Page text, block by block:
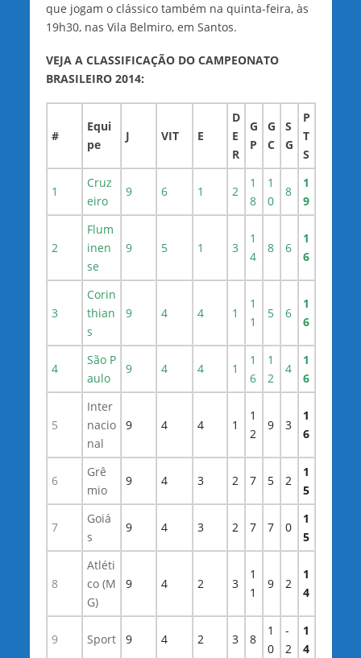
que jogam o clássico também na quinta-feira, às
19h30, nas Vila Belmiro, em Santos.
VEJA A CLASSIFICAÇÃO DO CAMPEONATO
BRASILEIRO 2014:
#
Equi
pe
J VIT E
D
E
R
G
P
G
C
S
G
P
T
S
1
Cruz
eiro
9 6 1 2
1
8
1
0
8
1
9
2
Flum
inen
se
9 5 1 3
1
4
8 6
1
6
3
Corin
thian
s
9 4 4 1
1
1
5 6
1
6
4
São P
aulo
9 4 4 1
1
6
1
2
4
1
6
5
Inter
nacio
nal
9 4 4 1
1
2
9 3
1
6
6
Grê
mio
9 4 3 2 7 5 2
1
5
7
Goiá
s
9 4 3 2 7 7 0
1
5
8
Atléti
co (M
G)
9 4 2 3
1
1
9 2
1
4
9 Sport 9 4 2 3 8
1
0
-
2
1
4